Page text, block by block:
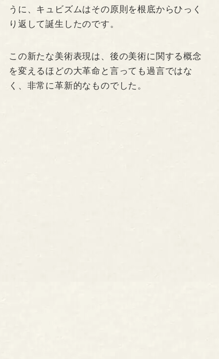
うに、キュビズムはその原則を根底からひっく
り返して誕生したのです。
この新たな美術表現は、後の美術に関する概念
を変えるほどの大革命と言っても過言ではな
く、非常に革新的なものでした。